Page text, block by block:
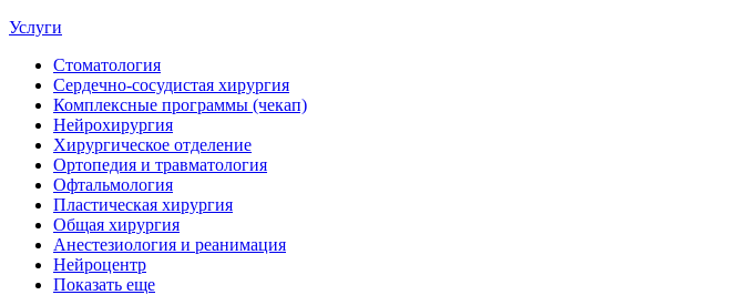
Услуги
Стоматология
Сердечно-сосудистая хирургия
Комплексные программы (чекап)
Нейрохирургия
Хирургическое отделение
Ортопедия и травматология
Офтальмология
Пластическая хирургия
Общая хирургия
Анестезиология и реанимация
Нейроцентр
Показать еще